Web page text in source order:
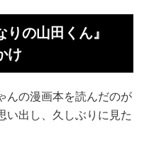
の山田くん』
け
んの漫画本を読んだのが
い出し、久しぶりに見た